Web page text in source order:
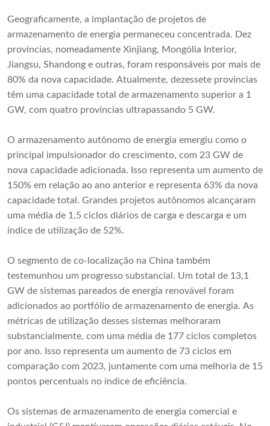
Geograficamente, a implantação de projetos de
armazenamento de energia permaneceu concentrada. Dez
províncias, nomeadamente Xinjiang, Mongólia Interior,
Jiangsu, Shandong e outras, foram responsáveis ​​por mais de
80% da nova capacidade. Atualmente, dezessete províncias
têm uma capacidade total de armazenamento superior a 1
GW, com quatro províncias ultrapassando 5 GW.
O armazenamento autônomo de energia emergiu como o
principal impulsionador do crescimento, com 23 GW de
nova capacidade adicionada. Isso representa um aumento de
150% em relação ao ano anterior e representa 63% da nova
capacidade total. Grandes projetos autônomos alcançaram
uma média de 1,5 ciclos diários de carga e descarga e um
índice de utilização de 52%.
O segmento de co-localização na China também
testemunhou um progresso substancial. Um total de 13,1
GW de sistemas pareados de energia renovável foram
adicionados ao portfólio de armazenamento de energia. As
métricas de utilização desses sistemas melhoraram
substancialmente, com uma média de 177 ciclos completos
por ano. Isso representa um aumento de 73 ciclos em
comparação com 2023, juntamente com uma melhoria de 15
pontos percentuais no índice de eficiência.
Os sistemas de armazenamento de energia comercial e